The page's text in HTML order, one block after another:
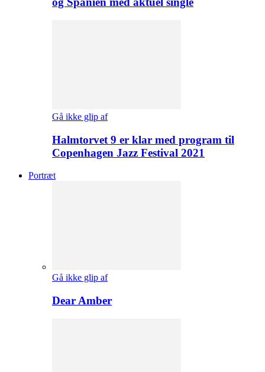
Gå ikke glip af
Halmtorvet 9 er klar med program til
Copenhagen Jazz Festival 2021
Portræt
Gå ikke glip af
Dear Amber